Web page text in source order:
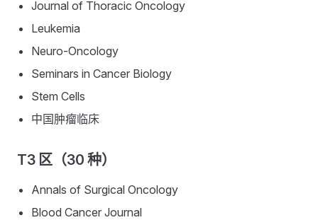
Journal of Thoracic Oncology
Leukemia
Neuro-Oncology
Seminars in Cancer Biology
Stem Cells
中国肿瘤临床
T3 区（30 种）
Annals of Surgical Oncology
Blood Cancer Journal